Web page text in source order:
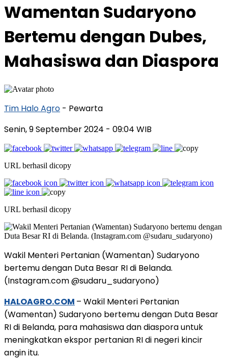
Wamentan Sudaryono
Bertemu dengan Dubes,
Mahasiswa dan Diaspora
Tim Halo Agro - Pewarta
Senin, 9 September 2024 - 09:04 WIB
URL berhasil dicopy
URL berhasil dicopy
Wakil Menteri Pertanian (Wamentan) Sudaryono
bertemu dengan Duta Besar RI di Belanda.
(Instagram.com @sudaru_sudaryono)
HALOAGRO.COM – Wakil Menteri Pertanian
(Wamentan) Sudaryono bertemu dengan Duta Besar
RI di Belanda, para mahasiswa dan diaspora untuk
meningkatkan ekspor pertanian RI di negeri kincir
angin itu.